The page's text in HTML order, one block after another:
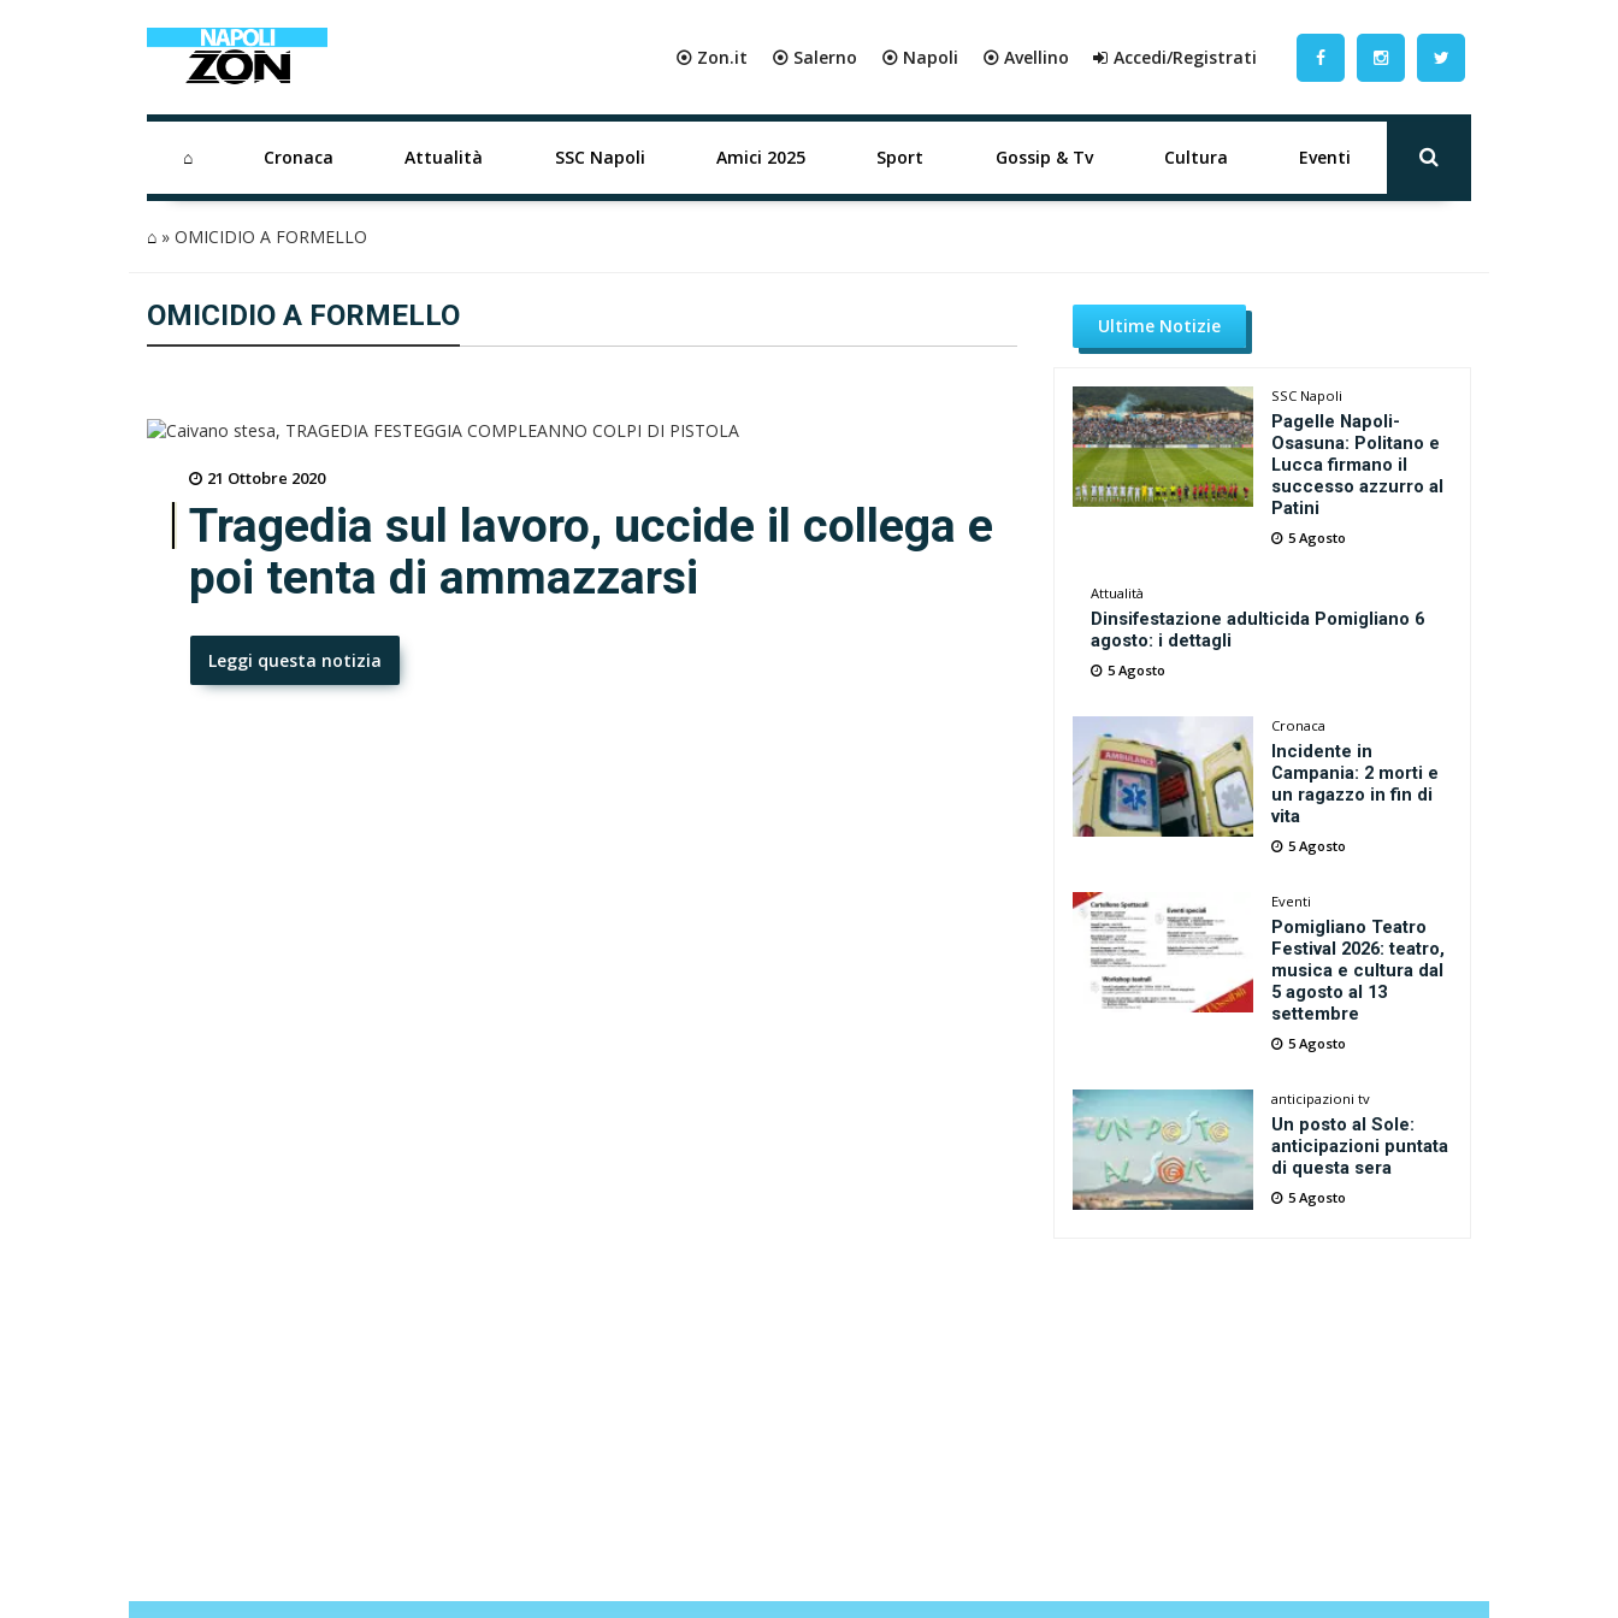
⦿ Zon.it ⦿ Salerno ⦿ Napoli ⦿ Avellino Accedi/Registrati
⌂ Cronaca Attualità SSC Napoli Amici 2025 Sport Gossip & Tv Cultura Eventi
⌂ » OMICIDIO A FORMELLO
OMICIDIO A FORMELLO
21 Ottobre 2020
Tragedia sul lavoro, uccide il collega e
poi tenta di ammazzarsi
Leggi questa notizia
Ultime Notizie
SSC Napoli
Pagelle Napoli-
Osasuna: Politano e
Lucca firmano il
successo azzurro al
Patini
5 Agosto
Attualità
Dinsifestazione adulticida Pomigliano 6
agosto: i dettagli
5 Agosto
Cronaca
Incidente in
Campania: 2 morti e
un ragazzo in fin di
vita
5 Agosto
Eventi
Pomigliano Teatro
Festival 2026: teatro,
musica e cultura dal
5 agosto al 13
settembre
5 Agosto
anticipazioni tv
Un posto al Sole:
anticipazioni puntata
di questa sera
5 Agosto